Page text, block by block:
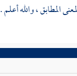
المطابق ، والله أعلم .